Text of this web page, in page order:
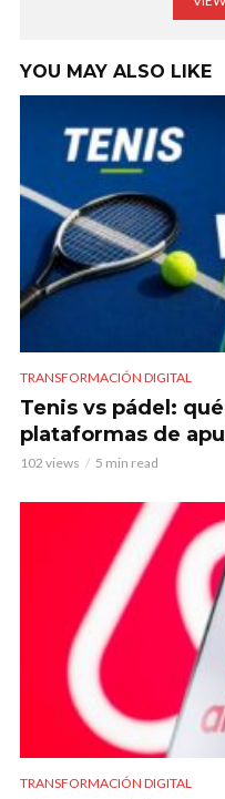
YOU MAY ALSO LIKE
TRANSFORMACIÓN DIGITAL
Tenis vs pádel:
plataformas de
102 views 5 min read
TRANSFORMACIÓN DIGITAL